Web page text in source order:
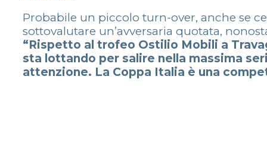
Probabile un piccolo turn-over, anche se
sottovalutare un’avversaria quotata,
“Rispetto al trofeo Ostilio Mobili a
sta lottando per salire nella massima
attenzione. La Coppa Italia è una